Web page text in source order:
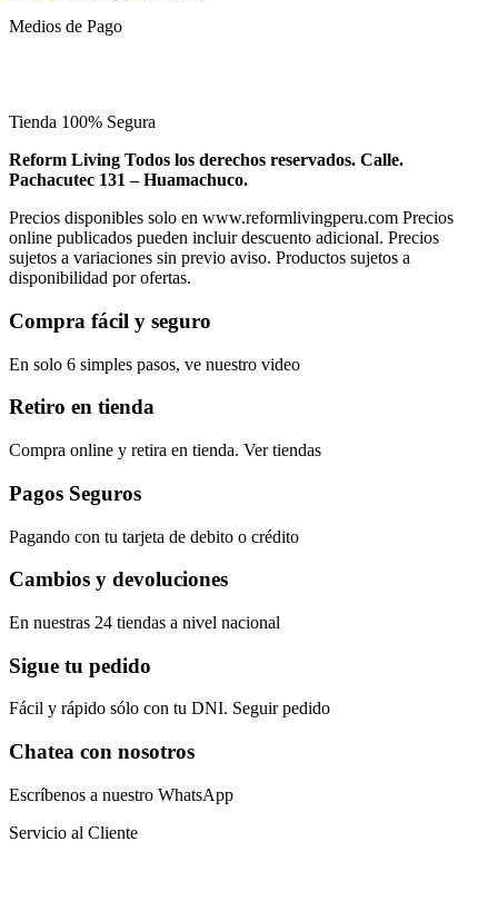
Medios de Pago
Tienda 100% Segura
Reform Living Todos los derechos reservados. Calle.
Pachacutec 131 – Huamachuco.
Precios disponibles solo en www.reformlivingperu.com Precios
online publicados pueden incluir descuento adicional. Precios
sujetos a variaciones sin previo aviso. Productos sujetos a
disponibilidad por ofertas.
Compra fácil y seguro
En solo 6 simples pasos, ve nuestro video
Retiro en tienda
Compra online y retira en tienda. Ver tiendas
Pagos Seguros
Pagando con tu tarjeta de debito o crédito
Cambios y devoluciones
En nuestras 24 tiendas a nivel nacional
Sigue tu pedido
Fácil y rápido sólo con tu DNI. Seguir pedido
Chatea con nosotros
Escríbenos a nuestro WhatsApp
Servicio al Cliente